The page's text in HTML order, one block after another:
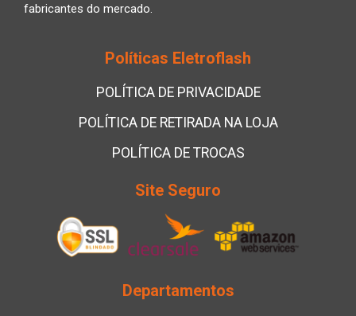
fabricantes do mercado.
Políticas Eletroflash
POLÍTICA DE PRIVACIDADE
POLÍTICA DE RETIRADA NA LOJA
POLÍTICA DE TROCAS
Site Seguro
Departamentos